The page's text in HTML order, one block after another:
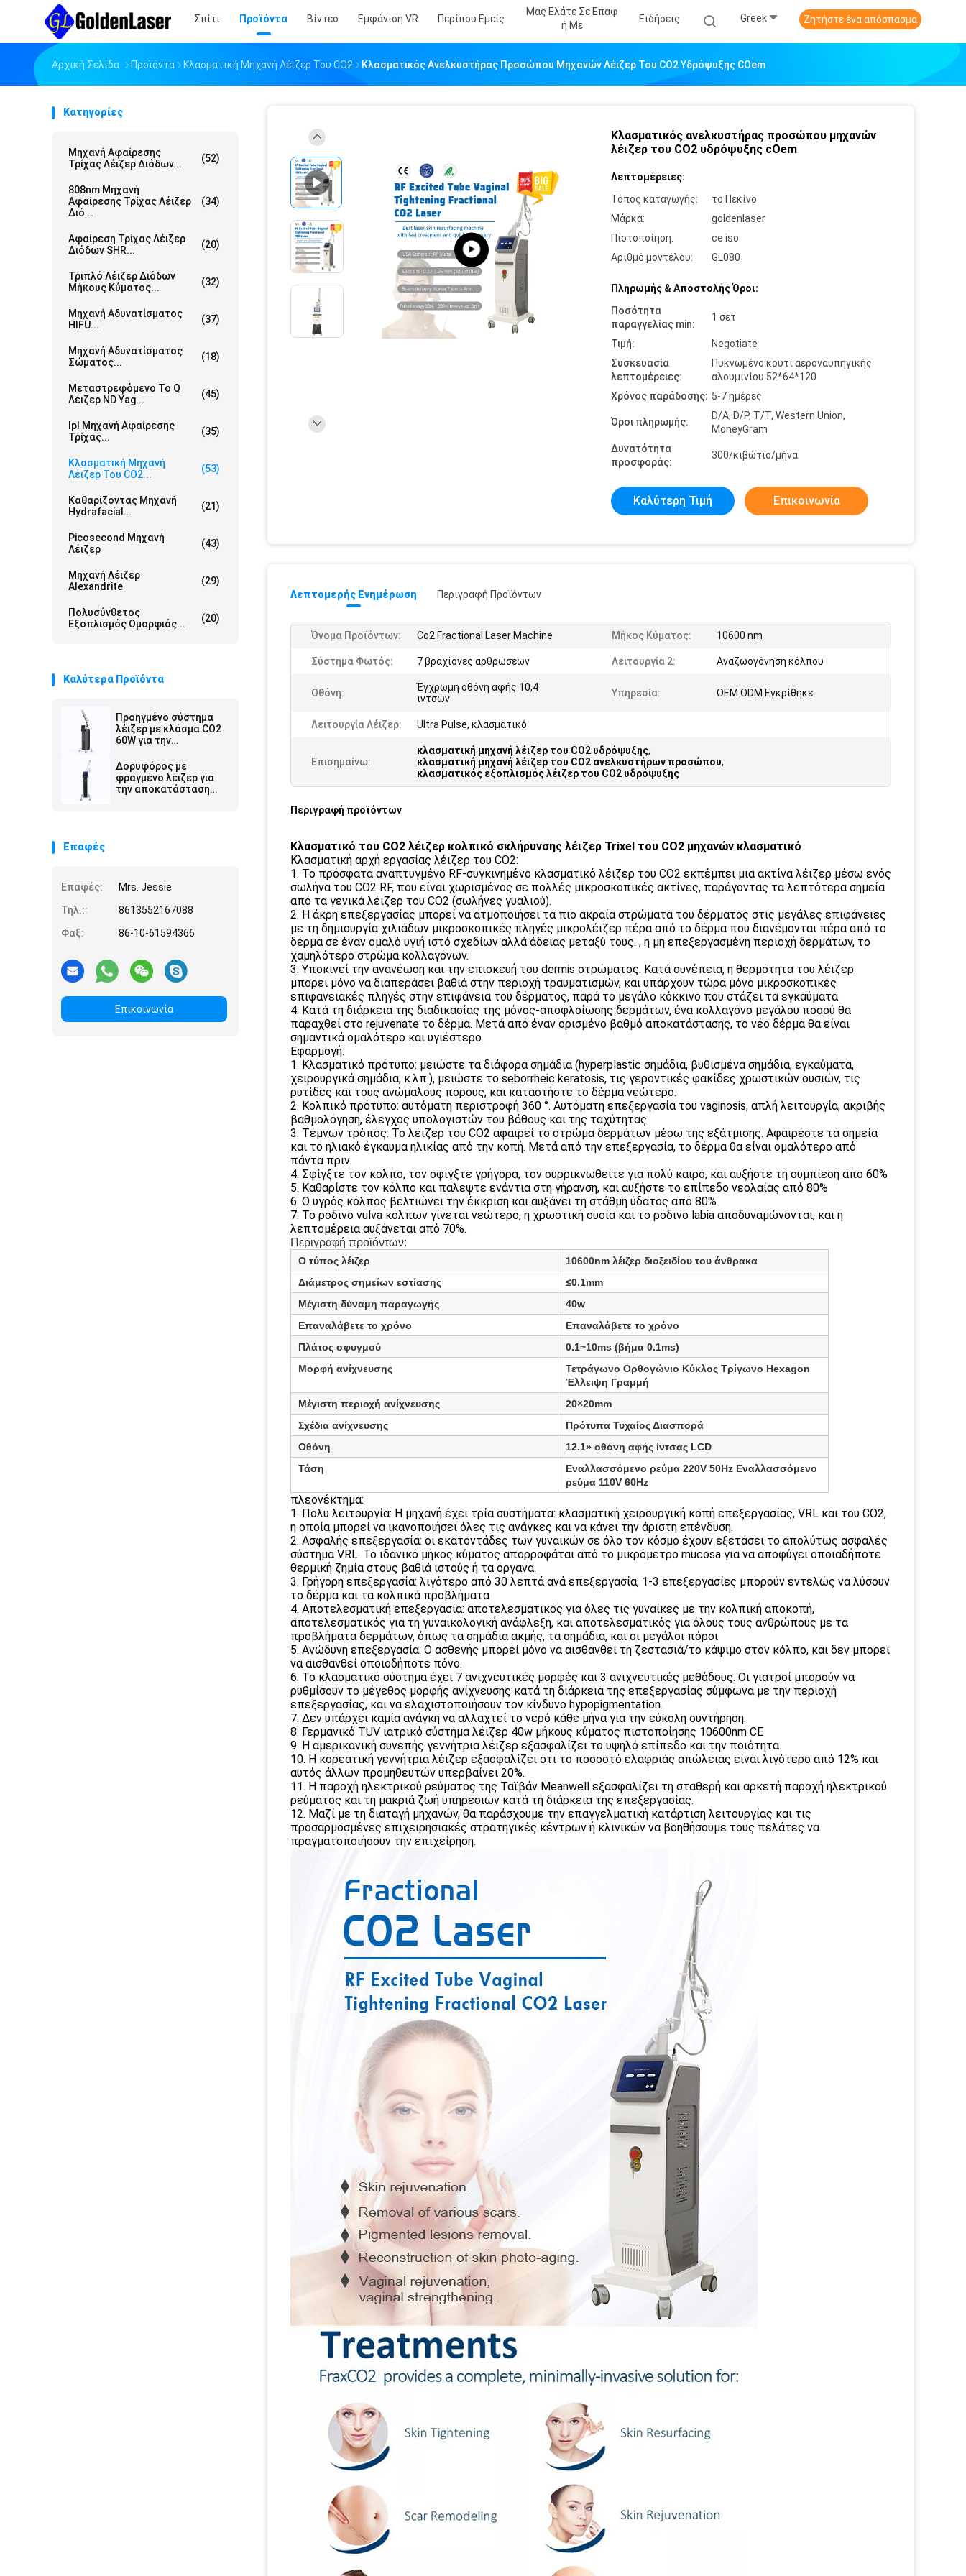
Σπίτι Προϊόντα Βίντεο Εμφάνιση VR Περίπου Εμείς
Μας Ελάτε Σε Επαφ
Ή Με
Ειδήσεις Greek Ζητήστε ένα απόσπασμα
Αρχική Σελίδα Προϊόντα Κλασματική Μηχανή Λέιζερ Του CO2 Κλασματικός Ανελκυστήρας Προσώπου Μηχανών Λέιζερ Του CO2 Υδρόψυξης COem
Κατηγορίες
Μηχανή Αφαίρεσης
Τρίχας Λέιζερ Διόδων...
(52)
808nm Μηχανή
Αφαίρεσης Τρίχας Λέιζερ
Διό...
(34)
Αφαίρεση Τρίχας Λέιζερ
Διόδων SHR...
(20)
Τριπλό Λέιζερ Διόδων
Μήκους Κύματος...
(32)
Μηχανή Αδυνατίσματος
HIFU...
(37)
Μηχανή Αδυνατίσματος
Σώματος...
(18)
Μεταστρεφόμενο Το Q
Λέιζερ ND Yag...
(45)
Ipl Μηχανή Αφαίρεσης
Τρίχας...
(35)
Κλασματική Μηχανή
Λέιζερ Του CO2...
(53)
Καθαρίζοντας Μηχανή
Hydrafacial...
(21)
Picosecond Μηχανή
Λέιζερ
(43)
Μηχανή Λέιζερ
Alexandrite
(29)
Πολυσύνθετος
Εξοπλισμός Ομορφιάς...
(20)
Καλύτερα Προϊόντα
Προηγμένο σύστημα
λέιζερ με κλάσμα CO2
60W για την
επιφάνειας του
δέρματος και την
αφαίρεση ρυτίδων
Δορυφόρος με
φραγμένο λέιζερ για
την αποκατάσταση
Επαφές
Επαφές:
Mrs. Jessie
Τηλ.::
8613552167088
Φαξ:
86-10-61594366
Επικοινωνία
Κλασματικός ανελκυστήρας προσώπου μηχανών
λέιζερ του CO2 υδρόψυξης cOem
Λεπτομέρειες:
Τόπος καταγωγής:
το Πεκίνο
Μάρκα:
goldenlaser
Πιστοποίηση:
ce iso
Αριθμό μοντέλου:
GL080
Πληρωμής & Αποστολής Όροι:
Ποσότητα
παραγγελίας min:
1 σετ
Τιμή:
Negotiate
Συσκευασία
λεπτομέρειες:
Πυκνωμένο κουτί αεροναυπηγικής
αλουμινίου 52*64*120
Χρόνος παράδοσης: 5-7 ημέρες
Όροι πληρωμής:
D/A, D/P, T/T, Western Union,
MoneyGram
Δυνατότητα
προσφοράς:
300/κιβώτιο/μήνα
Καλύτερη Τιμή Επικοινωνία
Λεπτομερής Ενημέρωση Περιγραφή Προϊόντων
Όνομα Προϊόντων: Co2 Fractional Laser Machine Μήκος Κύματος: 10600 nm
Σύστημα Φωτός: 7 βραχίονες αρθρώσεων Λειτουργία 2: Αναζωογόνηση κόλπου
Οθόνη:
Έγχρωμη οθόνη αφής 10,4
ιντσών
Υπηρεσία: OEM ODM Εγκρίθηκε
Λειτουργία Λέιζερ: Ultra Pulse, κλασματικό
Επισημαίνω:
κλασματική μηχανή λέιζερ του CO2 υδρόψυξης,
κλασματική μηχανή λέιζερ του CO2 ανελκυστήρων προσώπου,
κλασματικός εξοπλισμός λέιζερ του CO2 υδρόψυξης
Περιγραφή προϊόντων
Κλασματικό του CO2 λέιζερ κολπικό σκλήρυνσης λέιζερ Trixel του CO2 μηχανών κλασματικό
Κλασματική αρχή εργασίας λέιζερ του CO2:
1. Το πρόσφατα αναπτυγμένο RF-συγκινημένο κλασματικό λέιζερ του CO2 εκπέμπει μια ακτίνα λέιζερ μέσω ενός
σωλήνα του CO2 RF, που είναι χωρισμένος σε πολλές μικροσκοπικές ακτίνες, παράγοντας τα λεπτότερα σημεία
από τα γενικά λέιζερ του CO2 (σωλήνες γυαλιού).
2. Η άκρη επεξεργασίας μπορεί να ατμοποιήσει τα πιο ακραία στρώματα του δέρματος στις μεγάλες επιφάνειες
με τη δημιουργία χιλιάδων μικροσκοπικές πληγές μικρολέιζερ πέρα από το δέρμα που διανέμονται πέρα από το
δέρμα σε έναν ομαλό υγιή ιστό σχεδίων αλλά άδειας μεταξύ τους. , η μη επεξεργασμένη περιοχή δερμάτων, το
χαμηλότερο στρώμα κολλαγόνων.
3. Υποκινεί την ανανέωση και την επισκευή του dermis στρώματος. Κατά συνέπεια, η θερμότητα του λέιζερ
μπορεί μόνο να διαπεράσει βαθιά στην περιοχή τραυματισμών, και υπάρχουν τώρα μόνο μικροσκοπικές
επιφανειακές πληγές στην επιφάνεια του δέρματος, παρά το μεγάλο κόκκινο που στάζει τα εγκαύματα.
4. Κατά τη διάρκεια της διαδικασίας της μόνος-αποφλοίωσης δερμάτων, ένα κολλαγόνο μεγάλου ποσού θα
παραχθεί στο rejuvenate το δέρμα. Μετά από έναν ορισμένο βαθμό αποκατάστασης, το νέο δέρμα θα είναι
σημαντικά ομαλότερο και υγιέστερο.
Εφαρμογή:
1. Κλασματικό πρότυπο: μειώστε τα διάφορα σημάδια (hyperplastic σημάδια, βυθισμένα σημάδια, εγκαύματα,
χειρουργικά σημάδια, κ.λπ.), μειώστε το seborrheic keratosis, τις γεροντικές φακίδες χρωστικών ουσιών, τις
ρυτίδες και τους ανώμαλους πόρους, και καταστήστε το δέρμα νεώτερο.
2. Κολπικό πρότυπο: αυτόματη περιστροφή 360 °. Αυτόματη επεξεργασία του vaginosis, απλή λειτουργία, ακριβής
βαθμολόγηση, έλεγχος υπολογιστών του βάθους και της ταχύτητας.
3. Τέμνων τρόπος: Το λέιζερ του CO2 αφαιρεί το στρώμα δερμάτων μέσω της εξάτμισης. Αφαιρέστε τα σημεία
και το ηλιακό έγκαυμα ηλικίας από την κοπή. Μετά από την επεξεργασία, το δέρμα θα είναι ομαλότερο από
πάντα πριν.
4. Σφίγξτε τον κόλπο, τον σφίγξτε γρήγορα, τον συρρικνωθείτε για πολύ καιρό, και αυξήστε τη συμπίεση από 60%
5. Καθαρίστε τον κόλπο και παλεψτε ενάντια στη γήρανση, και αυξήστε το επίπεδο νεολαίας από 80%
6. Ο υγρός κόλπος βελτιώνει την έκκριση και αυξάνει τη στάθμη ύδατος από 80%
7. Το ρόδινο vulva κόλπων γίνεται νεώτερο, η χρωστική ουσία και το ρόδινο labia αποδυναμώνονται, και η
λεπτομέρεια αυξάνεται από 70%.
Περιγραφή προϊόντων:
Ο τύπος λέιζερ
10600nm λέιζερ διοξειδίου του άνθρακα
Διάμετρος σημείων εστίασης
≤0.1mm
Μέγιστη δύναμη παραγωγής
40w
Επαναλάβετε το χρόνο
Επαναλάβετε το χρόνο
Πλάτος σφυγμού
0.1~10ms (βήμα 0.1ms)
Μορφή ανίχνευσης
Τετράγωνο Ορθογώνιο Κύκλος Τρίγωνο Hexagon
Έλλειψη Γραμμή
Μέγιστη περιοχή ανίχνευσης
20×20mm
Σχέδια ανίχνευσης
Πρότυπα Τυχαίος Διασπορά
Οθόνη
12.1» οθόνη αφής ίντσας LCD
Τάση
Εναλλασσόμενο ρεύμα 220V 50Hz Εναλλασσόμενο
ρεύμα 110V 60Hz
πλεονέκτημα:
1. Πολυ λειτουργία: Η μηχανή έχει τρία συστήματα: κλασματική χειρουργική κοπή επεξεργασίας, VRL και του CO2,
η οποία μπορεί να ικανοποιήσει όλες τις ανάγκες και να κάνει την άριστη επένδυση.
2. Ασφαλής επεξεργασία: οι εκατοντάδες των γυναικών σε όλο τον κόσμο έχουν εξετάσει το απολύτως ασφαλές
σύστημα VRL. Το ιδανικό μήκος κύματος απορροφάται από το μικρόμετρο mucosa για να αποφύγει οποιαδήποτε
θερμική ζημία στους βαθιά ιστούς ή τα όργανα.
3. Γρήγορη επεξεργασία: λιγότερο από 30 λεπτά ανά επεξεργασία, 1-3 επεξεργασίες μπορούν εντελώς να λύσουν
το δέρμα και τα κολπικά προβλήματα
4. Αποτελεσματική επεξεργασία: αποτελεσματικός για όλες τις γυναίκες με την κολπική αποκοπή,
αποτελεσματικός για τη γυναικολογική ανάφλεξη, και αποτελεσματικός για όλους τους ανθρώπους με τα
προβλήματα δερμάτων, όπως τα σημάδια ακμής, τα σημάδια, και οι μεγάλοι πόροι
5. Ανώδυνη επεξεργασία: Ο ασθενής μπορεί μόνο να αισθανθεί τη ζεστασιά/το κάψιμο στον κόλπο, και δεν μπορεί
να αισθανθεί οποιοδήποτε πόνο.
6. Το κλασματικό σύστημα έχει 7 ανιχνευτικές μορφές και 3 ανιχνευτικές μεθόδους. Οι γιατροί μπορούν να
ρυθμίσουν το μέγεθος μορφής ανίχνευσης κατά τη διάρκεια της επεξεργασίας σύμφωνα με την περιοχή
επεξεργασίας, και να ελαχιστοποιήσουν τον κίνδυνο hypopigmentation.
7. Δεν υπάρχει καμία ανάγκη να αλλαχτεί το νερό κάθε μήνα για την εύκολη συντήρηση.
8. Γερμανικό TUV ιατρικό σύστημα λέιζερ 40w μήκους κύματος πιστοποίησης 10600nm CE
9. Η αμερικανική συνεπής γεννήτρια λέιζερ εξασφαλίζει το υψηλό επίπεδο και την ποιότητα.
10. Η κορεατική γεννήτρια λέιζερ εξασφαλίζει ότι το ποσοστό ελαφριάς απώλειας είναι λιγότερο από 12% και
αυτός άλλων προμηθευτών υπερβαίνει 20%.
11. Η παροχή ηλεκτρικού ρεύματος της Ταϊβάν Meanwell εξασφαλίζει τη σταθερή και αρκετή παροχή ηλεκτρικού
ρεύματος και τη μακριά ζωή υπηρεσιών κατά τη διάρκεια της επεξεργασίας.
12. Μαζί με τη διαταγή μηχανών, θα παράσχουμε την επαγγελματική κατάρτιση λειτουργίας και τις
προσαρμοσμένες επιχειρησιακές στρατηγικές κέντρων ή κλινικών να βοηθήσουμε τους πελάτες να
πραγματοποιήσουν την επιχείρηση.